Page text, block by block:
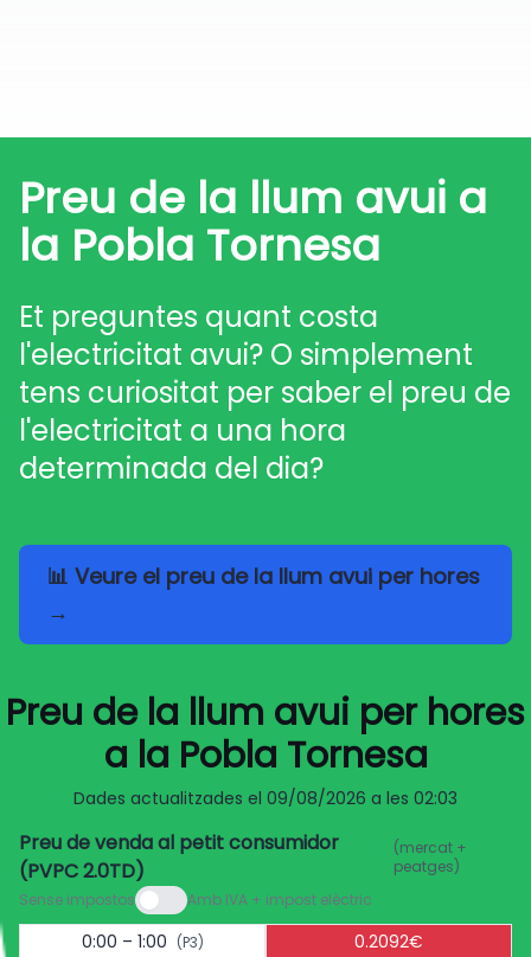
Preu de la llum avui a
la Pobla Tornesa
Et preguntes quant costa
l'electricitat avui? O simplement
tens curiositat per saber el preu de
l'electricitat a una hora
determinada del dia?
📊 Veure el preu de la llum avui per hores
→
Preu de la llum avui per hores
a la Pobla Tornesa
Dades actualitzades el 09/08/2026 a les 02:03
Preu de venda al petit consumidor
(PVPC 2.0TD)
(mercat +
peatges)
Sense impostos
Amb IVA + impost elèctric
0:00 – 1:00 (P3)
0.2092€